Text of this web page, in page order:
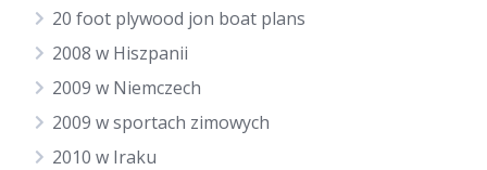
20 foot plywood jon boat plans
2008 w Hiszpanii
2009 w Niemczech
2009 w sportach zimowych
2010 w Iraku